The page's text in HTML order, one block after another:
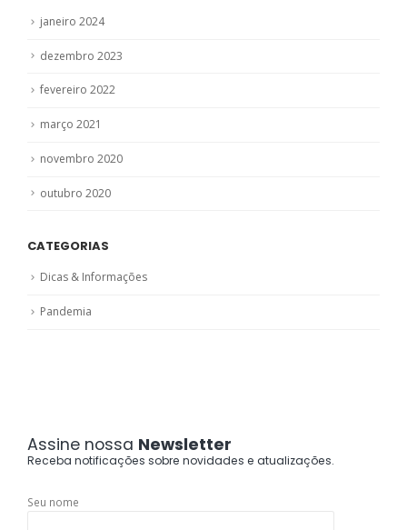
janeiro 2024
dezembro 2023
fevereiro 2022
março 2021
novembro 2020
outubro 2020
CATEGORIAS
Dicas & Informações
Pandemia
Assine nossa Newsletter
Receba notificações sobre novidades e atualizações.
Seu nome